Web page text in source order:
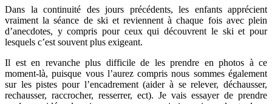
Dans la continuité des jours précédents, les enfants apprécient
vraiment la séance de ski et reviennent à chaque fois avec plein
d’anecdotes, y compris pour ceux qui découvrent le ski et pour
lesquels c’est souvent plus exigeant.
Il est en revanche plus difficile de les prendre en photos à ce
moment-là, puisque vous l’aurez compris nous sommes également
sur les pistes pour l’encadrement (aider à se relever, déchausser,
rechausser, raccrocher, resserrer, ect). Je vais essayer de prendre